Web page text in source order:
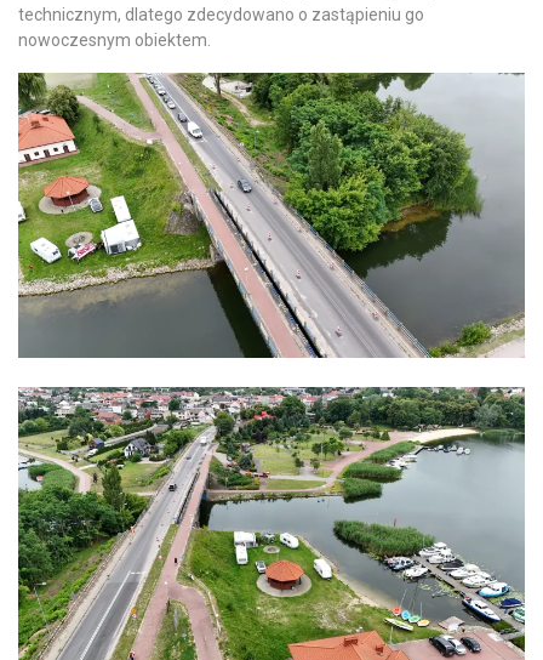
technicznym, dlatego zdecydowano o zastąpieniu go
nowoczesnym obiektem.